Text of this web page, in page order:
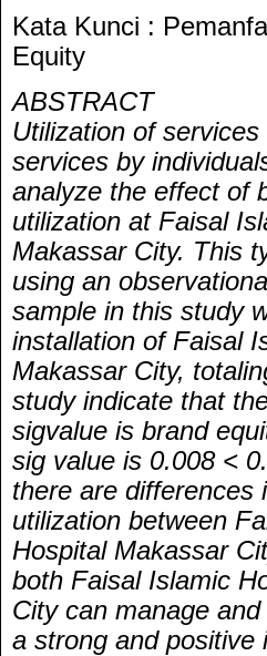
Kata Kunci :
Equity
ABSTRACT
Utilization of
services by
analyze the effect of
utilization at Faisal
Makassar City. This
using an
sample in this study
installation of Faisal
Makassar City,
study indicate that
sigvalue is brand
sig value is 0.008 <
there are differences
utilization between
Hospital Makassar
both Faisal Islamic
City can manage
a strong and positive